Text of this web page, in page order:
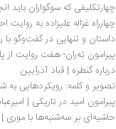
چهارتکلیفی که سوگواران باید
چهارراه غزاله علیزاده به‌
داستان و تنهایی در گفت‌وگو
پیرامون تِه‌ران؛ هفت روایت
درباره گنطره | قباد آذرآیین
تصویر و کلمه: رویکردهایی به
پیرامون امید در تاریکی |
حاشیه‌ای بر سه‌شنبه‌ها با موری